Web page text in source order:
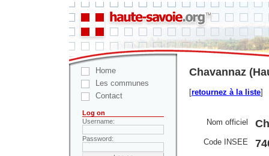
Home
Les communes
Contact
Log on
Username:
Password:
Chavannaz
[retournez à la liste]
Nom officiel
Code INSEE